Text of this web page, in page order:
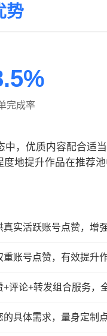
势
完成率
中，优质内容配合适
地提升作品在推荐池
真实活跃账号点赞，增
重账号点赞，有效提升
+评论+转发组合服务，
的具体需求，量身定制